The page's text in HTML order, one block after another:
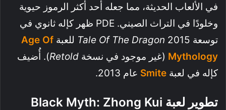
في الألعاب الحديثة، مما جعله أحد أكثر الرموز حيوية
وخلودًا في التراث الصيني. PDE ظهر كإله ثانوي في
توسعة 2015
Tale Of The Dragon للعبة Age Of
Mythology (غير موجود في نسخة Retold). أُضيف
كإله في لعبة Smite عام 2013.
تطوير لعبة Black Myth: Zhong Kui